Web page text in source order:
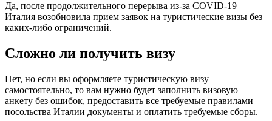
Да, после продолжительного перерыва из-за COVID-19
Италия возобновила прием заявок на туристические визы без
каких-либо ограничений.
Сложно ли получить визу
Нет, но если вы оформляете туристическую визу
самостоятельно, то вам нужно будет заполнить визовую
анкету без ошибок, предоставить все требуемые правилами
посольства Италии документы и оплатить требуемые сборы.